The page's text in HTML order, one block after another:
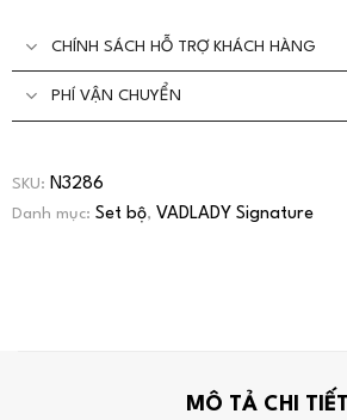
CHÍNH SÁCH HỖ TRỢ KHÁCH HÀNG
PHÍ VẬN CHUYỂN
SKU: N3286
Danh mục: Set bộ, VADLADY Signature
MÔ TẢ CHI TIẾT